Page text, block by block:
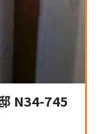
N34-745